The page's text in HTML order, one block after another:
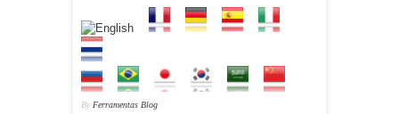
By Ferramentas Blog